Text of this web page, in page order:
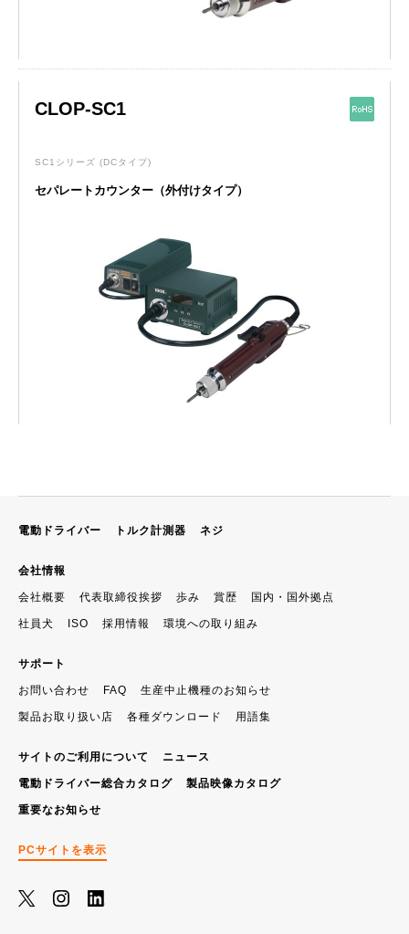
CLOP-SC1
SC1シリーズ (DCタイプ)
セパレートカウンター（外付けタイプ）
電動ドライバー トルク計測器 ネジ
会社情報
会社概要 代表取締役挨拶 歩み 賞歴 国内・国外拠点
社員犬 ISO 採用情報 環境への取り組み
サポート
お問い合わせ FAQ 生産中止機種のお知らせ
製品お取り扱い店 各種ダウンロード 用語集
サイトのご利用について ニュース
電動ドライバー総合カタログ 製品映像カタログ
重要なお知らせ
PCサイトを表示